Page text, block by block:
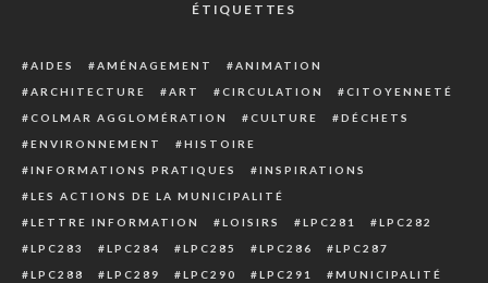
ÉTIQUETTES
AIDES AMÉNAGEMENT
ANIMATION
ARCHITECTURE
ART CIRCULATION
CITOYENNETÉ
COLMAR AGGLOMÉRATION
CULTURE
DÉCHETS
ENVIRONNEMENT
HISTOIRE
INFORMATIONS PRATIQUES
INSPIRATIONS
LES ACTIONS DE LA MUNICIPALITÉ
LETTRE INFORMATION
LOISIRS LPC281
LPC282
LPC283
LPC284 LPC285 LPC286
LPC287
LPC288
LPC289 LPC290 LPC291
MUNICIPALITÉ